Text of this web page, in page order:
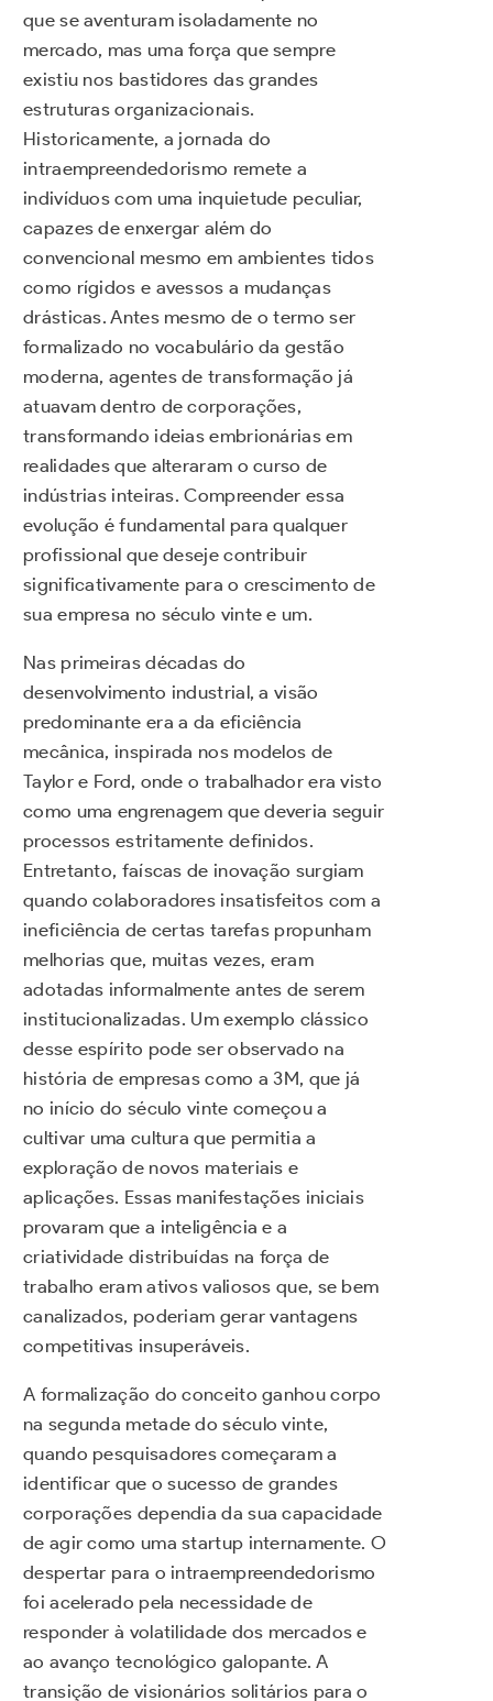
que se aventuram isoladamente no
mercado, mas uma força que sempre
existiu nos bastidores das grandes
estruturas organizacionais.
Historicamente, a jornada do
intraempreendedorismo remete a
indivíduos com uma inquietude peculiar,
capazes de enxergar além do
convencional mesmo em ambientes tidos
como rígidos e avessos a mudanças
drásticas. Antes mesmo de o termo ser
formalizado no vocabulário da gestão
moderna, agentes de transformação já
atuavam dentro de corporações,
transformando ideias embrionárias em
realidades que alteraram o curso de
indústrias inteiras. Compreender essa
evolução é fundamental para qualquer
profissional que deseje contribuir
significativamente para o crescimento de
sua empresa no século vinte e um.
Nas primeiras décadas do
desenvolvimento industrial, a visão
predominante era a da eficiência
mecânica, inspirada nos modelos de
Taylor e Ford, onde o trabalhador era visto
como uma engrenagem que deveria seguir
processos estritamente definidos.
Entretanto, faíscas de inovação surgiam
quando colaboradores insatisfeitos com a
ineficiência de certas tarefas propunham
melhorias que, muitas vezes, eram
adotadas informalmente antes de serem
institucionalizadas. Um exemplo clássico
desse espírito pode ser observado na
história de empresas como a 3M, que já
no início do século vinte começou a
cultivar uma cultura que permitia a
exploração de novos materiais e
aplicações. Essas manifestações iniciais
provaram que a inteligência e a
criatividade distribuídas na força de
trabalho eram ativos valiosos que, se bem
canalizados, poderiam gerar vantagens
competitivas insuperáveis.
A formalização do conceito ganhou corpo
na segunda metade do século vinte,
quando pesquisadores começaram a
identificar que o sucesso de grandes
corporações dependia da sua capacidade
de agir como uma startup internamente. O
despertar para o intraempreendedorismo
foi acelerado pela necessidade de
responder à volatilidade dos mercados e
ao avanço tecnológico galopante. A
transição de visionários solitários para o